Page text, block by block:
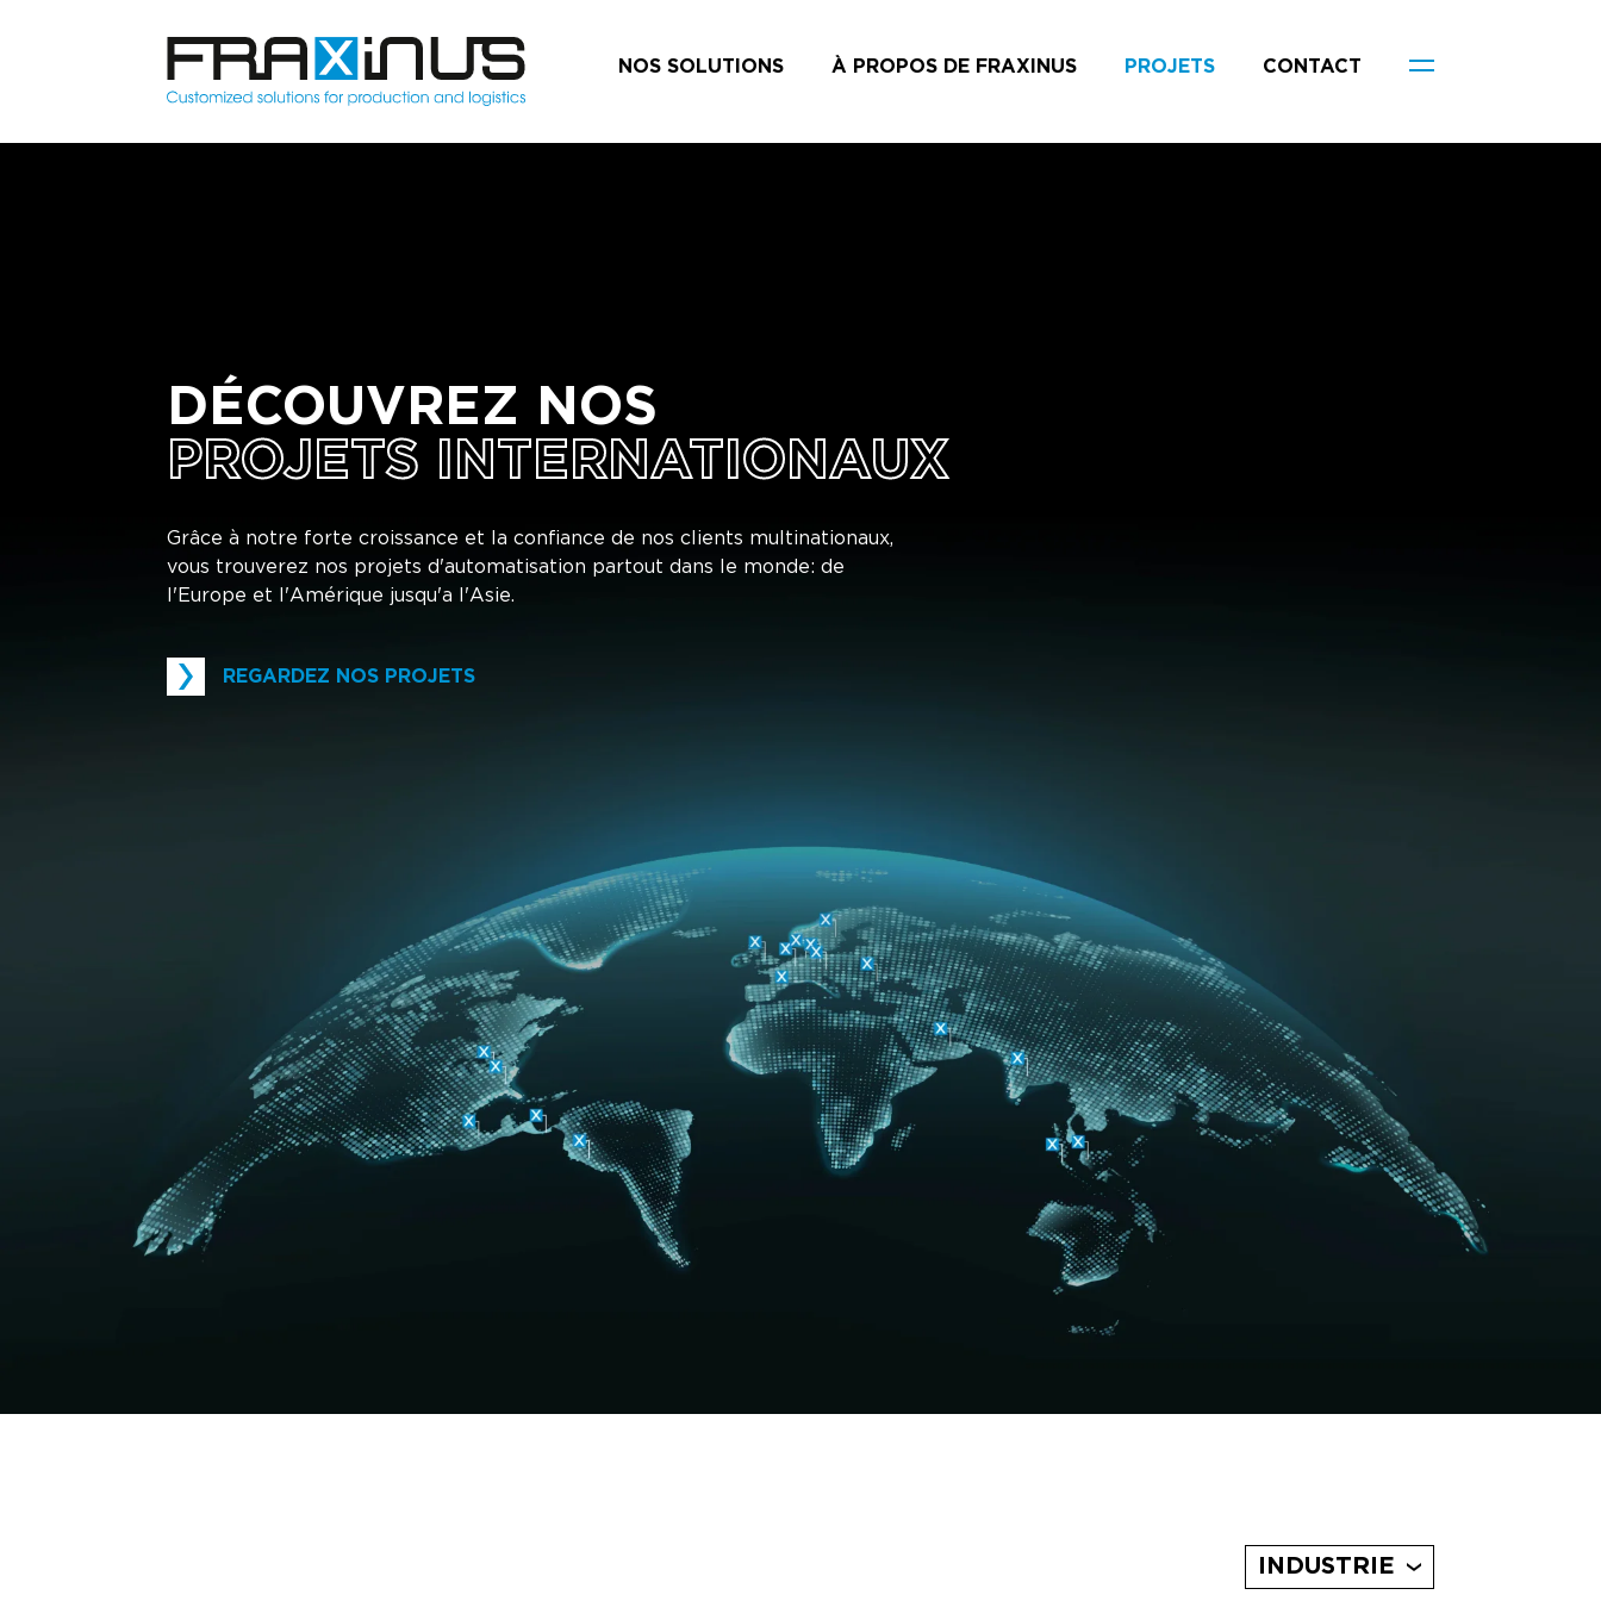
NOS SOLUTIONS À PROPOS DE FRAXINUS PROJETS CONTACT
DÉCOUVREZ NOS
PROJETS INTERNATIONAUX
Grâce à notre forte croissance et la confiance de nos clients multinationaux,
vous trouverez nos projets d'automatisation partout dans le monde: de
l'Europe et l'Amérique jusqu'a l'Asie.
REGARDEZ NOS PROJETS
INDUSTRIE